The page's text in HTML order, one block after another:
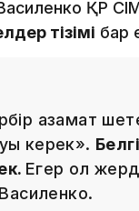
ҚР
тізімі бар
азамат
керек».
Егер ол